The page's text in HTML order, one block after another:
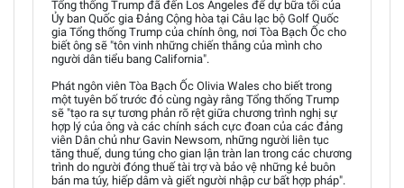
Tổng thống Trump đã đến Los Angeles để dự bữa tối của
Ủy ban Quốc gia Đảng Cộng hòa tại Câu lạc bộ Golf Quốc
gia Tổng thống Trump của chính ông, nơi Tòa Bạch Ốc cho
biết ông sẽ "tôn vinh những chiến thắng của mình cho
người dân tiểu bang California".
Phát ngôn viên Tòa Bạch Ốc Olivia Wales cho biết trong
một tuyên bố trước đó cùng ngày rằng Tổng thống Trump
sẽ "tạo ra sự tương phản rõ rệt giữa chương trình nghị sự
hợp lý của ông và các chính sách cực đoan của các đảng
viên Dân chủ như Gavin Newsom, những người liên tục
tăng thuế, dung túng cho gian lận tràn lan trong các chương
trình do người đóng thuế tài trợ và bảo vệ những kẻ buôn
bán ma túy, hiếp dâm và giết người nhập cư bất hợp pháp".